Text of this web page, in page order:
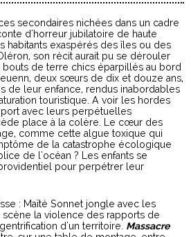
secondaires nichées dans un cadre
d'horreur jubilatoire de haute
habitants exaspérés des îles ou des
son récit aurait pu se dérouler
bouts de terre chics éparpillés au bord
deux sœurs de dix et douze ans,
de leur enfance, rendus inabordables
touristique. A voir les hordes
avec leurs perpétuelles
place à la colère. Le cœur des
comme cette algue toxique qui
de la catastrophe écologique
de l'océan ? Les enfants se
pour perpétrer leur
: Maïté Sonnet jongle avec les
la violence des rapports de
d'un territoire. Massacre